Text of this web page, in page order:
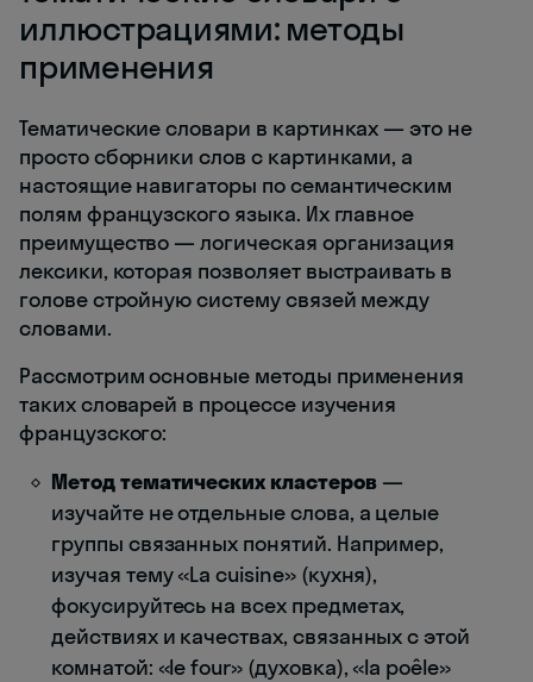
иллюстрациями: методы
применения
Тематические словари в картинках — это не
просто сборники слов с картинками, а
настоящие навигаторы по семантическим
полям французского языка. Их главное
преимущество — логическая организация
лексики, которая позволяет выстраивать в
голове стройную систему связей между
словами.
Рассмотрим основные методы применения
таких словарей в процессе изучения
французского:
Метод тематических кластеров—
изучайте не отдельные слова, а целые
группы связанных понятий. Например,
изучая тему «La cuisine» (кухня),
фокусируйтесь на всех предметах,
действиях и качествах, связанных с этой
комнатой: «le four» (духовка), «la poêle»